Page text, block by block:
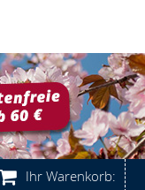
Ihr Warenkorb: